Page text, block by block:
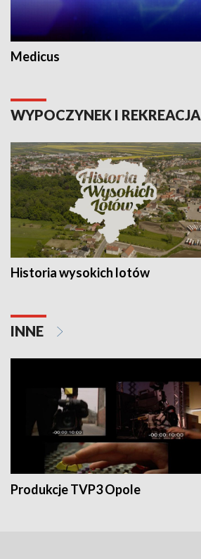
Medicus
WYPOCZYNEK I REKREACJA
Historia wysokich lotów
INNE
Produkcje TVP3 Opole